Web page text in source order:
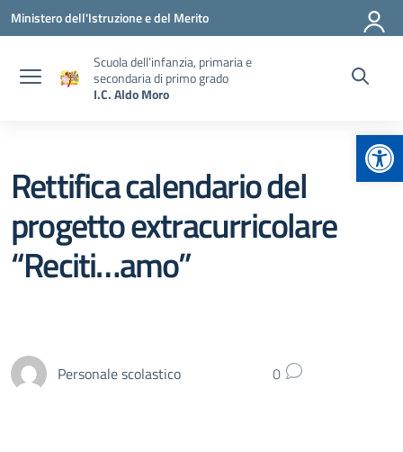
Vai ai contenuti
Vai al menu di navigazione
Vai al footer
Ministero dell'Istruzione e del Merito
Scuola dell’infanzia, primaria e
secondaria di primo grado
I.C. Aldo Moro
Rettifica calendario del
progetto extracurricolare
“Reciti…amo”
Personale scolastico 0